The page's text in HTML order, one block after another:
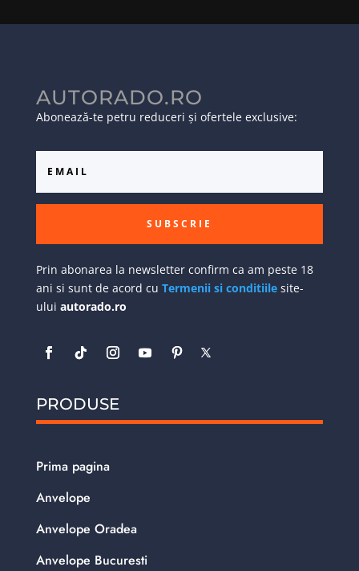
AUTORADO.RO
Abonează-te petru reduceri și ofertele exclusive:
SUBSCRIE
Prin abonarea la newsletter confirm ca am peste 18
ani si sunt de acord cu Termenii si conditiilesite-
ului autorado.ro
PRODUSE
Prima pagina
Anvelope
Anvelope Oradea
Anvelope Bucuresti